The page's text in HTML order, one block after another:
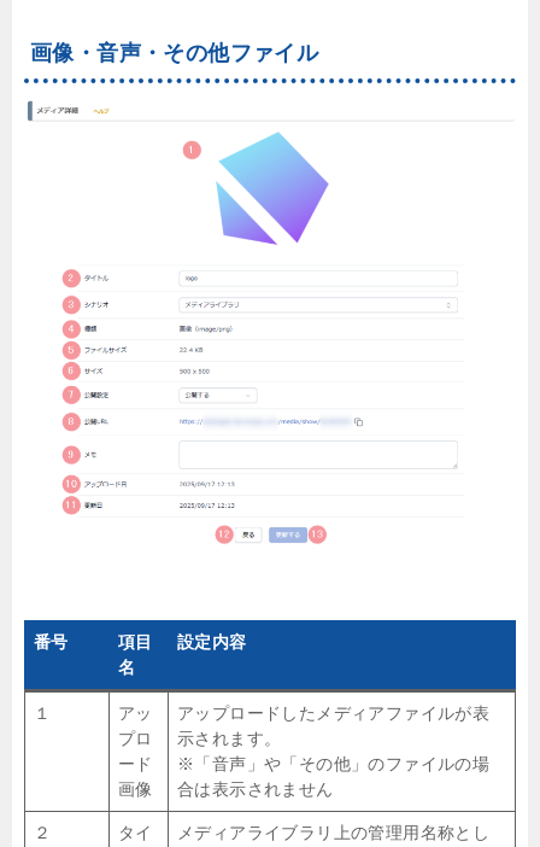
画像・音声・その他ファイル
番号
項目
名
設定内容
１
アッ
プロ
ード
画像
アップロードしたメディアファイルが表
示されます。
※「音声」や「その他」のファイルの場
合は表示されません
２
タイ
メディアライブラリ上の管理用名称とし